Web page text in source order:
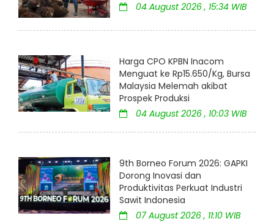
04 August 2026 , 15:34 WIB
Harga CPO KPBN Inacom
Menguat ke Rp15.650/Kg, Bursa
Malaysia Melemah akibat
Prospek Produksi
04 August 2026 , 10:03 WIB
9th Borneo Forum 2026: GAPKI
Dorong Inovasi dan
Produktivitas Perkuat Industri
Sawit Indonesia
07 August 2026 , 11:10 WIB